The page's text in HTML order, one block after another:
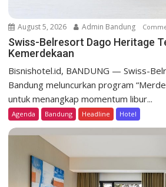
August 5, 2026 Admin Bandung
Swiss-Belresort Dago Heritage
Kemerdekaan
Bisnishotel.id, BANDUNG — Swiss-
Bandung meluncurkan program
untuk menangkap momentum libur...
Agenda Bandung Headline Hotel